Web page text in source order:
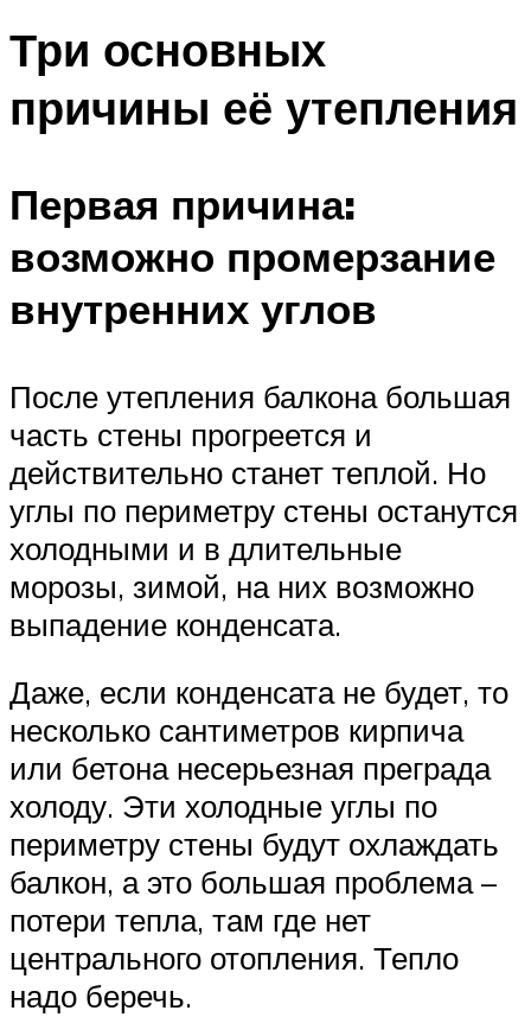
Три основных
причины её утепления
Первая причина:
возможно промерзание
внутренних углов
После утепления балкона большая
часть стены прогреется и
действительно станет теплой. Но
углы по периметру стены останутся
холодными и в длительные
морозы, зимой, на них возможно
выпадение конденсата.
Даже, если конденсата не будет, то
несколько сантиметров кирпича
или бетона несерьезная преграда
холоду. Эти холодные углы по
периметру стены будут охлаждать
балкон, а это большая проблема –
потери тепла, там где нет
центрального отопления. Тепло
надо беречь.